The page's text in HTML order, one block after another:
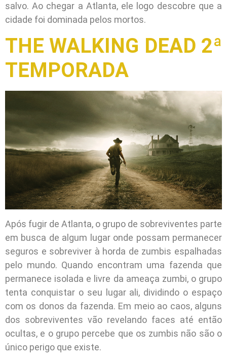
salvo. Ao chegar a Atlanta, ele logo descobre que a
cidade foi dominada pelos mortos.
THE WALKING DEAD 2ª
TEMPORADA
Após fugir de Atlanta, o grupo de sobreviventes parte
em busca de algum lugar onde possam permanecer
seguros e sobreviver à horda de zumbis espalhadas
pelo mundo. Quando encontram uma fazenda que
permanece isolada e livre da ameaça zumbi, o grupo
tenta conquistar o seu lugar ali, dividindo o espaço
com os donos da fazenda. Em meio ao caos, alguns
dos sobreviventes vão revelando faces até então
ocultas, e o grupo percebe que os zumbis não são o
único perigo que existe.